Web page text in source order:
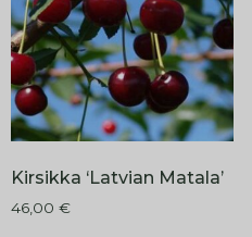
Kirsikka ‘Latvian Matala’
46,00 €